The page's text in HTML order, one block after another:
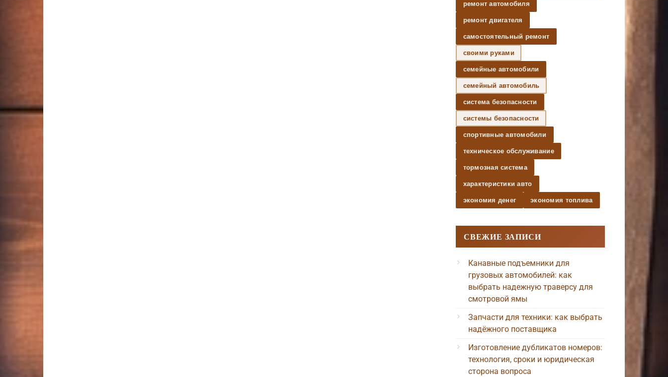
ремонт автомобиля
ремонт двигателя
самостоятельный ремонт
своими руками
семейные автомобили
семейный автомобиль
система безопасности
системы безопасности
спортивные автомобили
техническое обслуживание
тормозная система
характеристики авто
экономия денег экономия топлива
СВЕЖИЕ ЗАПИСИ
Канавные подъемники для
грузовых автомобилей: как
выбрать надежную траверсу для
смотровой ямы
Запчасти для техники: как выбрать
надёжного поставщика
Изготовление дубликатов номеров:
технология, сроки и юридическая
сторона вопроса